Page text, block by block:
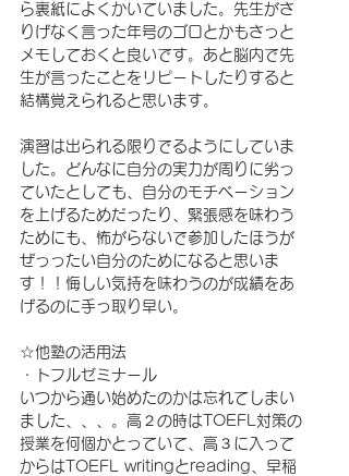
ら裏紙によくかいていました。先生がさ
りげなく言った年号のゴロとかもさっと
メモしておくと良いです。あと脳内で先
生が言ったことをリピートしたりすると
結構覚えられると思います。
演習は出られる限りでるようにしていま
した。どんなに自分の実力が周りに劣っ
ていたとしても、自分のモチベーション
を上げるためだったり、緊張感を味わう
ためにも、怖がらないで参加したほうが
ぜっったい自分のためになると思いま
す！！悔しい気持を味わうのが成績をあ
げるのに手っ取り早い。
☆他塾の活用法
・トフルゼミナール
いつから通い始めたのかは忘れてしまい
ました、、、。高２の時はTOEFL対策の
授業を何個かとっていて、高３に入って
からはTOEFL writingとreading、早稲